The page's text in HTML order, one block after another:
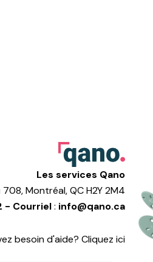
Les services Qano
Montréal, QC H2Y 2M4
- Courriel: info@qano.ca
besoin d'aide? Cliquez ici